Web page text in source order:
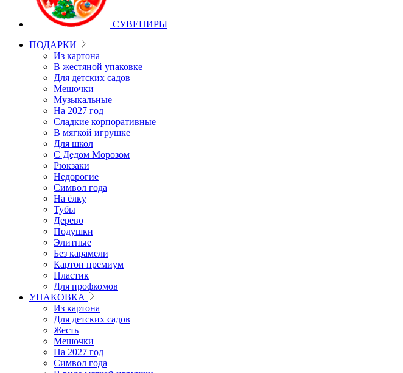
СУВЕНИРЫ
ПОДАРКИ
Из картона
В жестяной упаковке
Для детских садов
Мешочки
Музыкальные
На 2027 год
Сладкие корпоративные
В мягкой игрушке
Для школ
С Дедом Морозом
Рюкзаки
Недорогие
Символ года
На ёлку
Тубы
Дерево
Подушки
Элитные
Без карамели
Картон премиум
Пластик
Для профкомов
УПАКОВКА
Из картона
Для детских садов
Жесть
Мешочки
На 2027 год
Символ года